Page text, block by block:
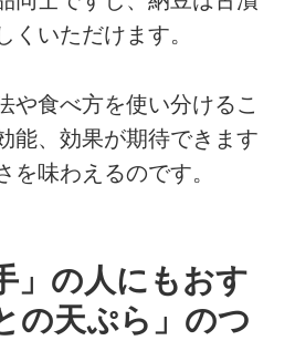
くいただけます。
や食べ方を使い分けるこ
能、効果が期待できます
を味わえるのです。
」の人にもおす
の天ぷら」のつ